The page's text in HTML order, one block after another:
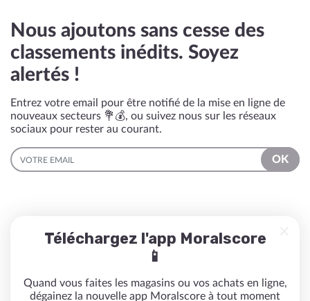
Nous ajoutons sans cesse des
classements inédits. Soyez
alertés !
Entrez votre email pour être notifié de la mise en ligne de
nouveaux secteurs 💐💰, ou suivez nous sur les réseaux
sociaux pour rester au courant.
EMAIL
OK
Téléchargez l'app Moralscore
📱
Quand vous faites les magasins ou vos achats en ligne,
dégainez la nouvelle app Moralscore à tout moment